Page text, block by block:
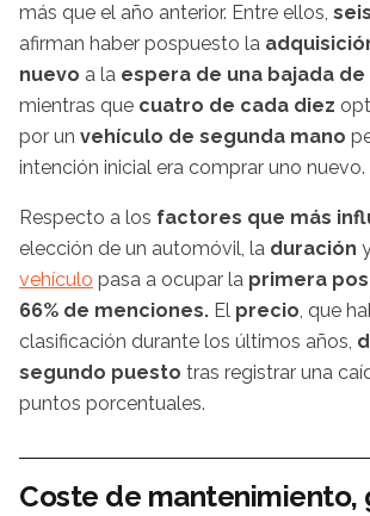
más que el año anterior. Entre ellos,
afirman haber pospuesto la
nuevo a la espera de una bajada
mientras que cuatro de cada diez
por un vehículo de segunda mano
intención inicial era comprar uno nuevo.
Respecto a los factores que más
elección de un automóvil, la duración
vehículo pasa a ocupar la primera
66% de menciones. El precio, que
clasificación durante los últimos años,
segundo puesto tras registrar una
puntos porcentuales.
Coste de mantenimiento,